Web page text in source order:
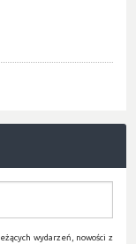
wydarzeń, nowości z